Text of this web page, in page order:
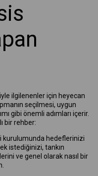
ilgilenenler için heyecan
seçilmesi, uygun
gibi önemli adımları içerir.
bir rehber:
kurulumunda hedeflerinizi
istediğinizi, tankın
ve genel olarak nasıl bir